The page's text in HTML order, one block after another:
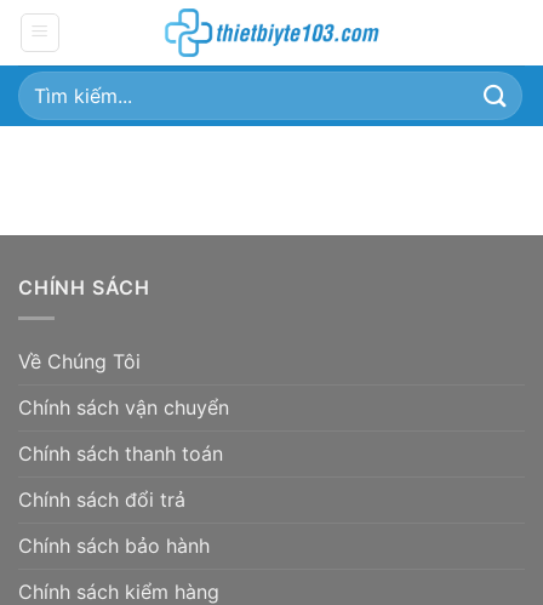
Chuyển
đến
nội
dung
Tìm
kiếm:
CHÍNH SÁCH
Về Chúng Tôi
Chính sách vận chuyển
Chính sách thanh toán
Chính sách đổi trả
Chính sách bảo hành
Chính sách kiểm hàng